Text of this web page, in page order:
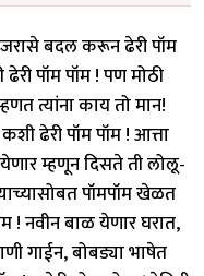
जरासे बदल करून ढेरी पॉम
पॉम पॉम ! पण मोठी
त्यांना काय तो मान!
ढेरी पॉम पॉम ! आत्ता
म्हणून दिसते ती लोलू-
पॉमपॉम खेळत
नवीन बाळ येणार घरात,
गाईन, बोबड्या भाषेत